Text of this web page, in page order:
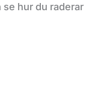
hur du raderar